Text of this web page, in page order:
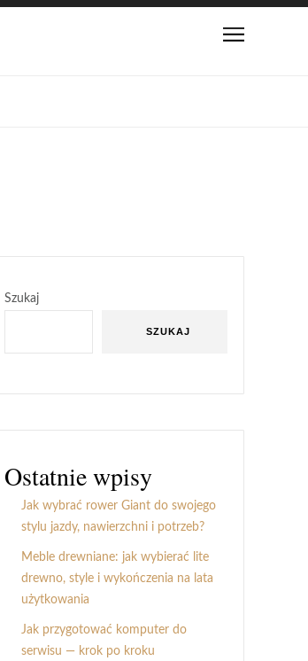
Szukaj
SZUKAJ
Ostatnie wpisy
Jak wybrać rower Giant do swojego
stylu jazdy, nawierzchni i potrzeb?
Meble drewniane: jak wybierać lite
drewno, style i wykończenia na lata
użytkowania
Jak przygotować komputer do
serwisu — krok po kroku